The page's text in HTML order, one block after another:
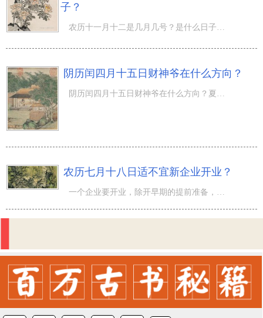
子？
阴历闰四月十五日财神爷在什么方向？
阴历闰四月十五日财神爷在什么方向？夏初-凤凰花开季节迈入闰四月，有关闰四月的神密面具。 1、阴历（农历
农历七月十八日适不宜新企业开业？